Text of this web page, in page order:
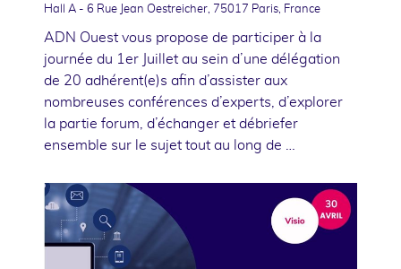
Hall A - 6 Rue Jean Oestreicher, 75017 Paris, France
ADN Ouest vous propose de participer à la
journée du 1er Juillet au sein d’une délégation
de 20 adhérent(e)s afin d’assister aux
nombreuses conférences d’experts, d’explorer
la partie forum, d’échanger et débriefer
ensemble sur le sujet tout au long de …